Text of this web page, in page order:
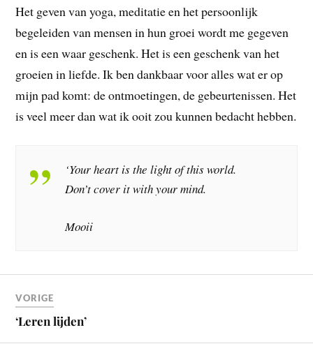
Het geven van yoga, meditatie en het persoonlijk
begeleiden van mensen in hun groei wordt me gegeven
en is een waar geschenk. Het is een geschenk van het
groeien in liefde. Ik ben dankbaar voor alles wat er op
mijn pad komt: de ontmoetingen, de gebeurtenissen. Het
is veel meer dan wat ik ooit zou kunnen bedacht hebben.
‘Your heart is the light of this world.
Don’t cover it with your mind.
Mooii
VORIGE
‘Leren lijden’